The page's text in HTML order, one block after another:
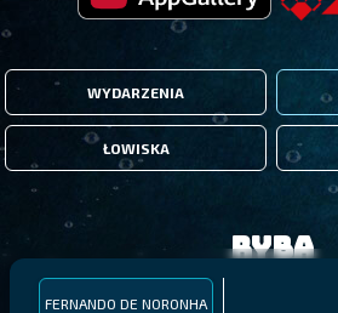
WYDARZENIA
ŁOWISKA
FERNANDO DE NORONHA
Ryba